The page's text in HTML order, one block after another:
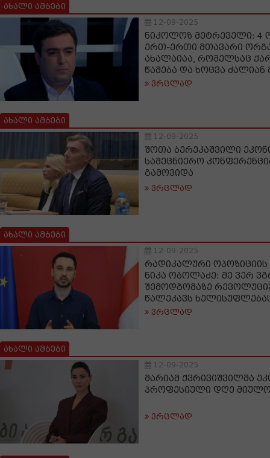
ახალი ამბები
12-09-2025
ნიკოლოზ მეტრეველი: 4
ერთ-ერთი მთავარი
ახალაიაა, რომელსაც
წამება და ხოცვა ძალიან
ვრცლად
ახალი ამბები
12-09-2025
შოთა ბერეკაშვილი
სამეცნიერო
გამოვიდა
ვრცლად
ახალი ამბები
12-09-2025
რადიკალური
ნიკა ობოლაძე: მე ვერ
შემოდგომაზე
წალეკავს
ვრცლად
ახალი ამბები
12-09-2025
მარიამ ქვრივიშვილმა
პროფესიული დღე
ვრცლად